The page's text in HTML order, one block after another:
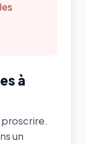
à
un